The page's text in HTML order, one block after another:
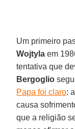
Um primeiro
Wojtyla em
tentativa que
Bergoglio
Papa foi claro:
causa
que a religião